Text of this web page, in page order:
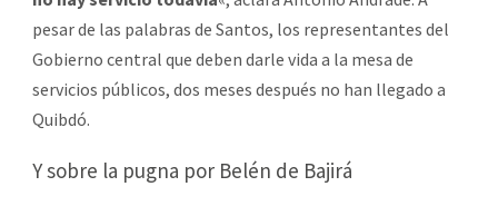
pesar de las palabras de Santos, los representantes del
Gobierno central que deben darle vida a la mesa de
servicios públicos, dos meses después no han llegado a
Quibdó.
Y sobre la pugna por Belén de Bajirá